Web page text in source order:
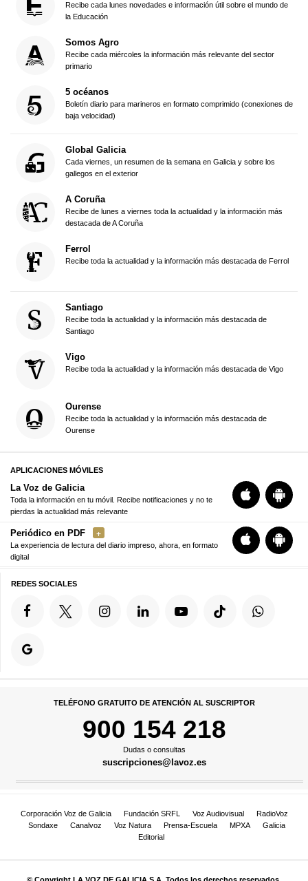
Recibe cada lunes novedades e información útil sobre el mundo de
la Educación
Somos Agro
Recibe cada miércoles la información más relevante del sector
primario
5 océanos
Boletín diario para marineros en formato comprimido (conexiones de
baja velocidad)
Global Galicia
Cada viernes, un resumen de la semana en Galicia y sobre los
gallegos en el exterior
A Coruña
Recibe de lunes a viernes toda la actualidad y la información más
destacada de A Coruña
Ferrol
Recibe toda la actualidad y la información más destacada de Ferrol
Santiago
Recibe toda la actualidad y la información más destacada de
Santiago
Vigo
Recibe toda la actualidad y la información más destacada de Vigo
Ourense
Recibe toda la actualidad y la información más destacada de
Ourense
APLICACIONES MÓVILES
La Voz de Galicia
Toda la información en tu móvil. Recibe notificaciones y no te
pierdas la actualidad más relevante
Periódico en PDF
La experiencia de lectura del diario impreso, ahora, en formato
digital
REDES SOCIALES
TELÉFONO GRATUITO DE ATENCIÓN AL SUSCRIPTOR
900 154 218
Dudas o consultas
suscripciones@lavoz.es
Corporación Voz de Galicia Fundación SRFL Voz Audiovisual
RadioVoz
Sondaxe
Canalvoz Voz Natura Prensa-Escuela MPXA
Galicia
Editorial